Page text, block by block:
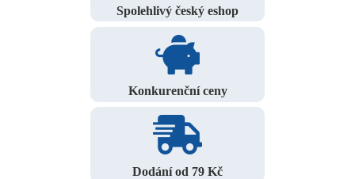
Spolehlivý český eshop
Konkurenční ceny
Dodání od 79 Kč